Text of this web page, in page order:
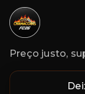
Preço justo,